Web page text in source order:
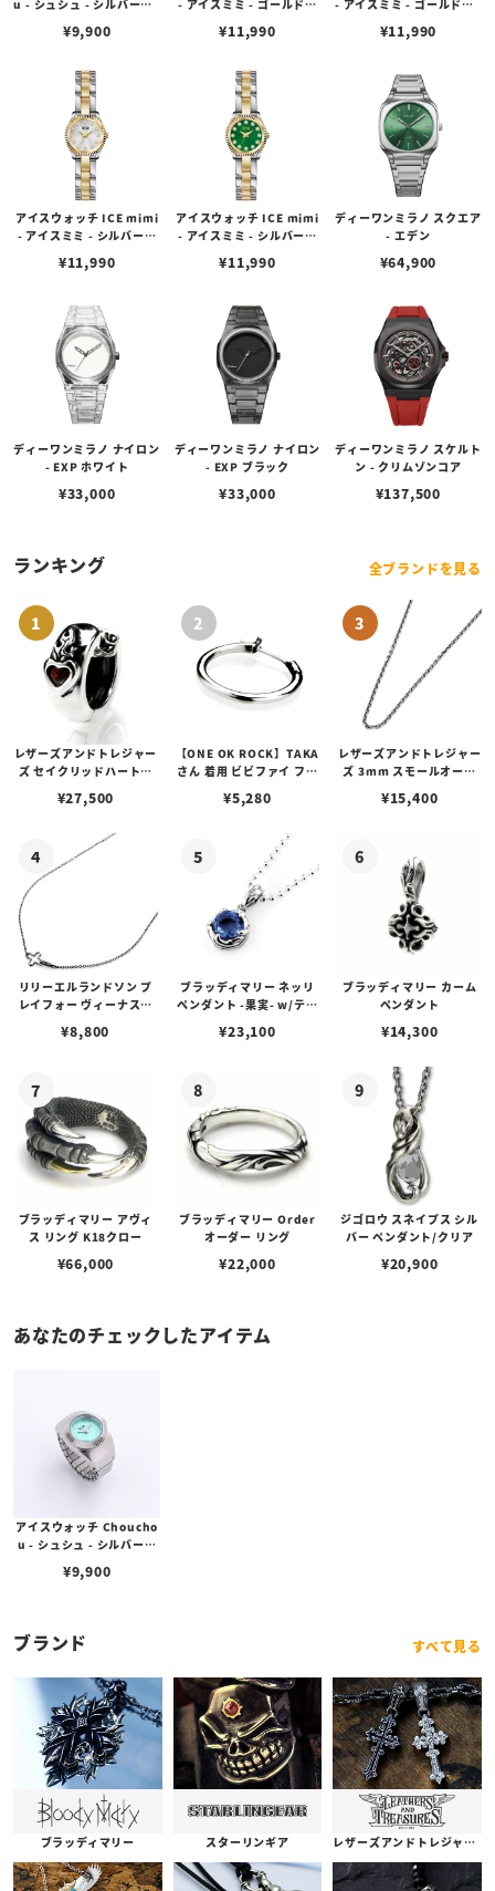
u - シュシュ - シルバー（1
¥9,900
- アイスミミ - ゴールドピ
¥11,990
- アイスミミ - ゴールド（1
¥11,990
アイスウォッチ ICE mimi
- アイスミミ - シルバーゴ
¥11,990
アイスウォッチ ICE mimi
- アイスミミ - シルバーゴ
¥11,990
ディーワンミラノ スクエア
- エデン
¥64,900
ディーワンミラノ ナイロン
- EXP ホワイト
¥33,000
ディーワンミラノ ナイロン
- EXP ブラック
¥33,000
ディーワンミラノ スケルト
ン - クリムゾンコア
¥137,500
ランキング 全ブランドを見る
レザーズアンドトレジャー
ズ セイクリッドハートピ
¥27,500
【ONE OK ROCK】TAKA
さん 着用 ビビファイ フー
¥5,280
レザーズアンドトレジャー
ズ 3mm スモールオーバ
ブスタークラスプ＆LTロ
¥15,400
リリーエルランドソン プ
レイフォー ヴィーナスチ
¥8,800
ブラッディマリー ネッリ
ペンダント -果実- w/ティ
¥23,100
ブラッディマリー カーム
ペンダント
¥14,300
ブラッディマリー アヴィ
ス リング K18クロー
¥66,000
ブラッディマリー Order
オーダー リング
¥22,000
ジゴロウ スネイプス シル
バー ペンダント/クリア
¥20,900
あなたのチェックしたアイテム
アイスウォッチ Choucho
u - シュシュ - シルバータ
¥9,900
ブランド すべて見る
ブラッディマリー スターリンギア レザーズアンドトレジャーズ